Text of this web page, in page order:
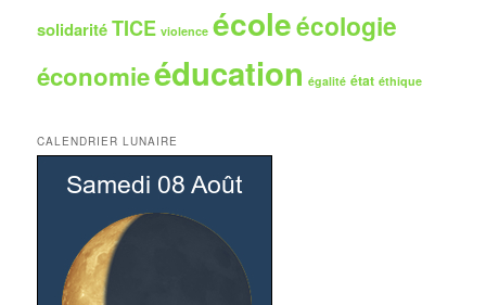
solidaritéTICE violence écoleécologie
économieéducation égalité état éthique
CALENDRIER LUNAIRE